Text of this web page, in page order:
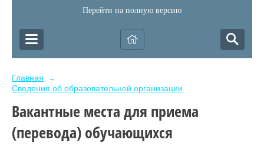
Перейти на полную версию
Главная →
Сведения об образовательной организации
Вакантные места для приема
(перевода) обучающихся